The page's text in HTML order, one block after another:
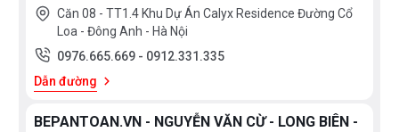
Căn 08 - TT1.4 Khu Dự Án Calyx Residence Đường Cổ
Loa - Đông Anh - Hà Nội
0976.665.669 - 0912.331.335
Dẫn đường
BEPANTOAN.VN - NGUYỄN VĂN CỪ - LONG BIÊN -